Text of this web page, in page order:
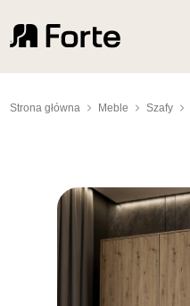
Strona główna Meble Szafy